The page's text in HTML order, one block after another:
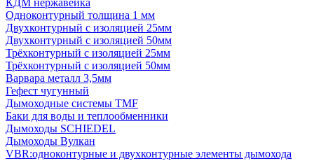
КДМ нержавейка
Одноконтурный толщина 1 мм
Двухконтурный с изоляцией 25мм
Двухконтурный с изоляцией 50мм
Трёхконтурный с изоляцией 25мм
Трёхконтурный с изоляцией 50мм
Варвара металл 3,5мм
Гефест чугунный
Дымоходные системы TMF
Баки для воды и теплообменники
Дымоходы SCHIEDEL
Дымоходы Вулкан
VBR:одноконтурные и двухконтурные элементы дымохода